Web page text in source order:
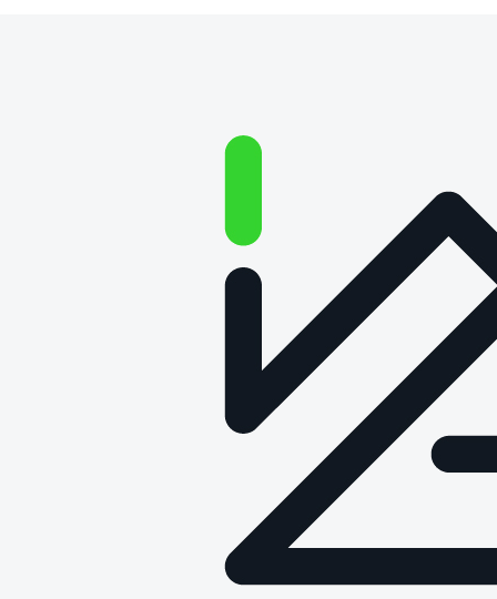
Badania środowiskowe
pojazdów szynowych